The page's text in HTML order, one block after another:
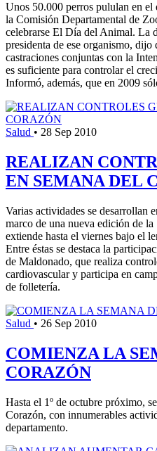
Unos 50.000 perros pululan en el
la Comisión Departamental de
celebrarse El Día del Animal. La
presidenta de ese organismo, dijo
castraciones conjuntas con la
es suficiente para controlar el
Informó, además, que en 2009
Salud • 28 Sep 2010
REALIZAN
EN SEMANA DEL
Varias actividades se desarrollan
marco de una nueva edición de
extiende hasta el viernes bajo el
Entre éstas se destaca la
de Maldonado, que realiza
cardiovascular y participa en
de folletería.
Salud • 26 Sep 2010
COMIENZA LA
CORAZÓN
Hasta el 1º de octubre próximo,
Corazón, con innumerables
departamento.